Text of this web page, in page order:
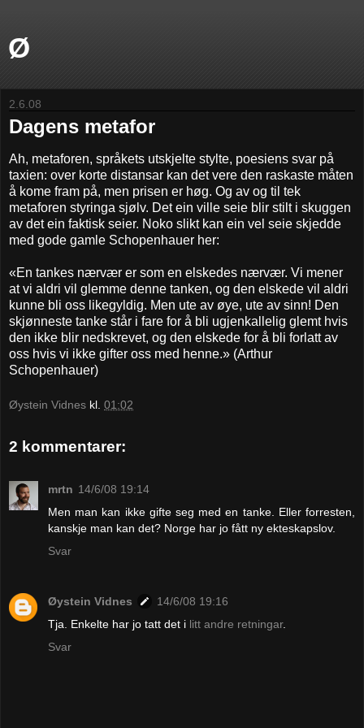
Ø
2.6.08
Dagens metafor
Ah, metaforen, språkets utskjelte stylte, poesiens svar på
taxien: over korte distansar kan det vere den raskaste måten
å kome fram på, men prisen er høg. Og av og til tek
metaforen styringa sjølv. Det ein ville seie blir stilt i skuggen
av det ein faktisk seier. Noko slikt kan ein vel seie skjedde
med gode gamle Schopenhauer her:
«En tankes nærvær er som en elskedes nærvær. Vi mener
at vi aldri vil glemme denne tanken, og den elskede vil aldri
kunne bli oss likegyldig. Men ute av øye, ute av sinn! Den
skjønneste tanke står i fare for å bli ugjenkallelig glemt hvis
den ikke blir nedskrevet, og den elskede for å bli forlatt av
oss hvis vi ikke gifter oss med henne.» (Arthur
Schopenhauer)
Øystein Vidnes kl. 01:02
2 kommentarer:
mrtn 14/6/08 19:14
Men man kan ikke gifte seg med en tanke. Eller forresten,
kanskje man kan det? Norge har jo fått ny ekteskapslov.
Svar
Øystein Vidnes
14/6/08 19:16
Tja. Enkelte har jo tatt det i litt andre retningar.
Svar